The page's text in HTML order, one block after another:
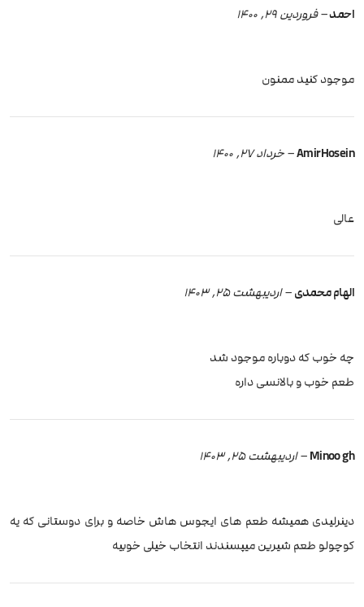
احمد– فروردین 29, 1400
موجود کنید ممنون
AmirHosein
–خرداد 27, 1400
عالی
الهام محمدی– اردیبهشت 25, 1403
چه خوب که دوباره موجود شد
طعم خوب و بالانسی داره
Minoo gh
–اردیبهشت 25, 1403
دینرلیدی همیشه طعم های ایجوس هاش خاصه و برای دوستانی که یه
کوچولو طعم شیرین میپسندند انتخاب خیلی خوبیه